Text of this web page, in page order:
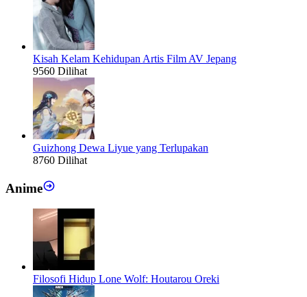
Kisah Kelam Kehidupan Artis Film AV Jepang
9560 Dilihat
Guizhong Dewa Liyue yang Terlupakan
8760 Dilihat
Anime
Filosofi Hidup Lone Wolf: Houtarou Oreki